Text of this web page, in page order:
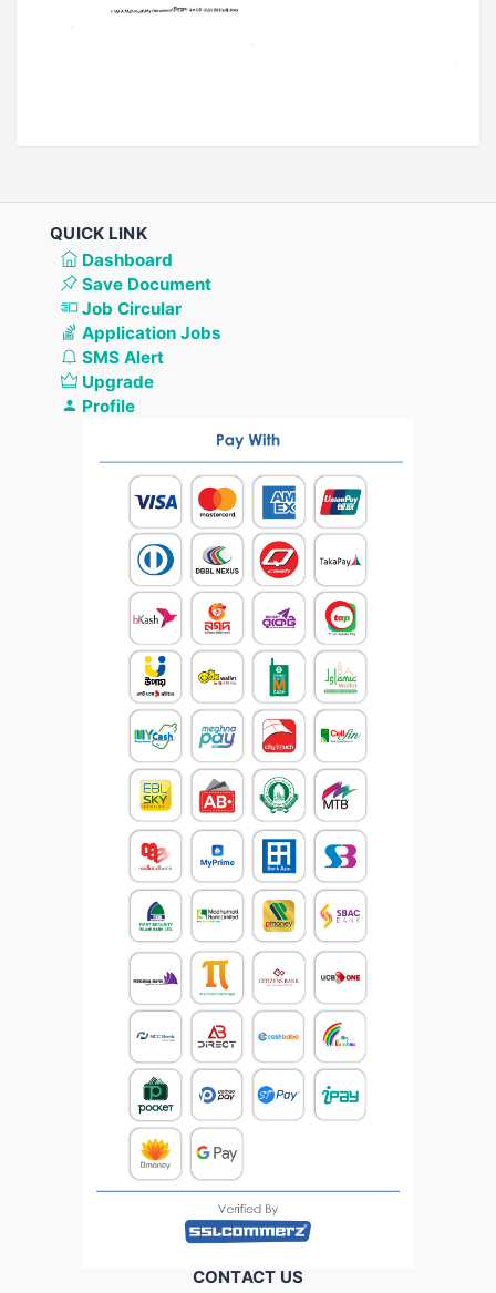
QUICK LINK
Dashboard
Save Document
Job Circular
Application Jobs
SMS Alert
Upgrade
Profile
CONTACT US